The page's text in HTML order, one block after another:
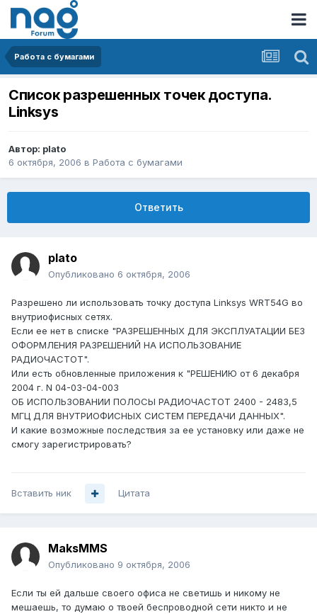
Работа с бумагами
Список разрешенных точек доступа.
Linksys
Автор: plato
6 октября, 2006 в Работа с бумагами
Ответить
plato
Опубликовано 6 октября, 2006
Разрешено ли использовать точку доступа Linksys WRT54G во
внутриофисных сетях.
Если ее нет в списке "РАЗРЕШЕННЫХ ДЛЯ ЭКСПЛУАТАЦИИ БЕЗ
ОФОРМЛЕНИЯ РАЗРЕШЕНИЙ НА ИСПОЛЬЗОВАНИЕ
РАДИОЧАСТОТ".
Или есть обновленные приложения к "РЕШЕНИЮ от 6 декабря
2004 г. N 04-03-04-003
ОБ ИСПОЛЬЗОВАНИИ ПОЛОСЫ РАДИОЧАСТОТ 2400 - 2483,5
МГЦ ДЛЯ ВНУТРИОФИСНЫХ СИСТЕМ ПЕРЕДАЧИ ДАННЫХ".
И какие возможные последствия за ее установку или даже не
смогу зарегистрировать?
Вставить ник Цитата
MaksMMS
Опубликовано 9 октября, 2006
Если ты ей дальше своего офиса не светишь и никому не
мешаешь, то думаю о твоей беспроводной сети никто и не